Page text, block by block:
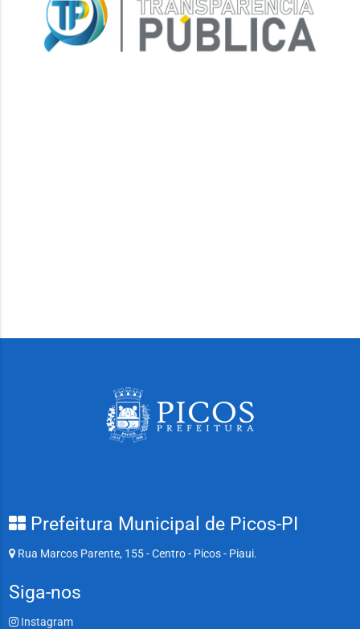
Prefeitura Municipal de Picos-PI
Rua Marcos Parente, 155 - Centro - Picos - Piaui.
Siga-nos
Instagram